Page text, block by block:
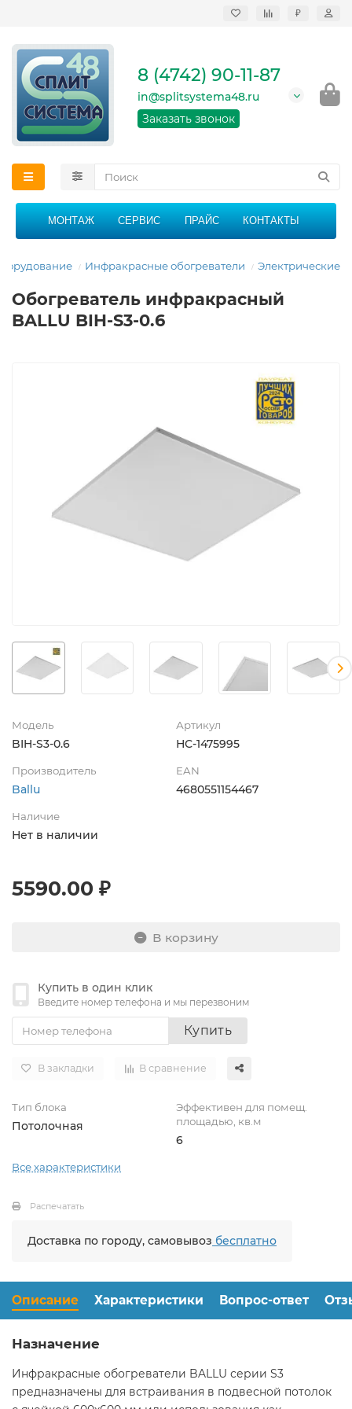
₽
кондиционеров в
области
График работы: 9:00 -
21:00 без перерыва и
8 (4742) 90-11-87
in@splitsystema48.ru
Заказать звонок
МОНТАЖ СЕРВИС ПРАЙС КОНТАКТЫ
Инфракрасные обогреватели Электрические
Обогреватель инфракрасный
BALLU BIH-S3-0.6
Модель
BIH-S3-0.6
Артикул
НС-1475995
Производитель
Ballu
EAN
4680551154467
Наличие
Нет в наличии
5590.00 ₽
В корзину
Купить в один клик
Введите номер телефона и мы перезвоним
Купить
В закладки В сравнение
Тип блока
Потолочная
Эффективен для помещ.
площадью, кв.м
6
Все характеристики
Распечатать
Доставка по городу, самовывоз бесплатно
Описание Характеристики Вопрос-ответ
Назначение
Инфракрасные обогреватели BALLU серии S3
предназначены для встраивания в подвесной потолок